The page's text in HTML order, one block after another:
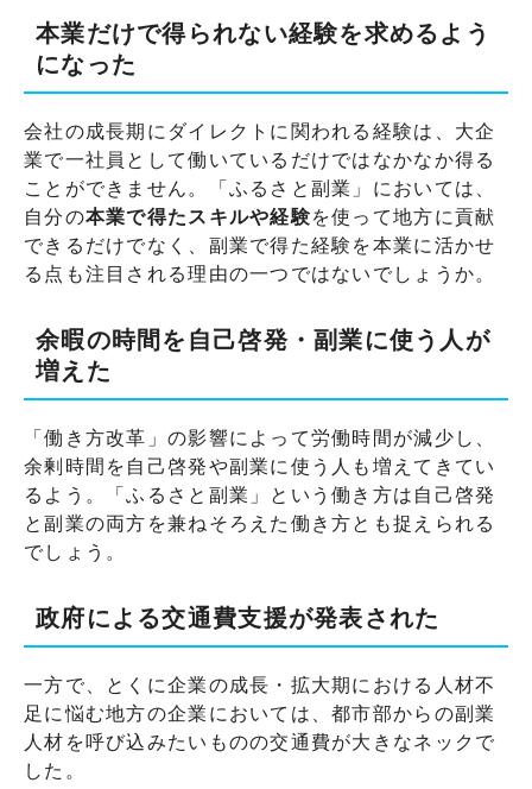
本業だけで得られない経験を求めるよう
になった
会社の成長期にダイレクトに関われる経験は、大企
業で一社員として働いているだけではなかなか得る
ことができません。「ふるさと副業」においては、
自分の本業で得たスキルや経験を使って地方に貢献
できるだけでなく、副業で得た経験を本業に活かせ
る点も注目される理由の一つではないでしょうか。
余暇の時間を自己啓発・副業に使う人が
増えた
「働き方改革」の影響によって労働時間が減少し、
余剰時間を自己啓発や副業に使う人も増えてきてい
るよう。「ふるさと副業」という働き方は自己啓発
と副業の両方を兼ねそろえた働き方とも捉えられる
でしょう。
政府による交通費支援が発表された
一方で、とくに企業の成長・拡大期における人材不
足に悩む地方の企業においては、都市部からの副業
人材を呼び込みたいものの交通費が大きなネックで
した。